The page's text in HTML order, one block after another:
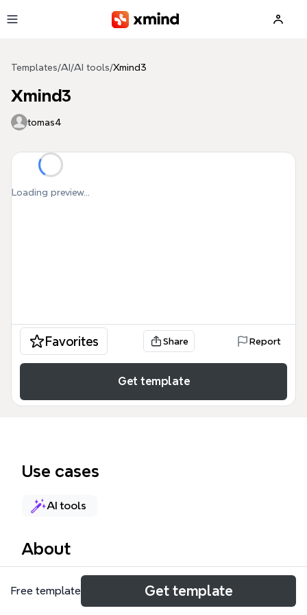
Templates/AI /AI tools/Xmind3
Xmind3
tomas4
Loading preview...
Favorites Share Report
Get template
Use cases
AI tools
About
Xmind3 on avoimen lähdekoodin
miellekarttaohjelma, joka tarjoaa 48 solmua kattavan
Free template Get template